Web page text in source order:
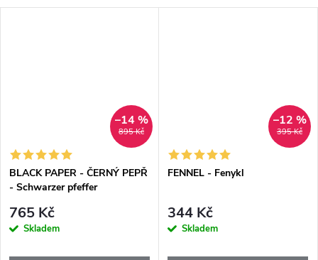
895 Kč
–14 %
BLACK PAPER - ČERNÝ PEPŘ
- Schwarzer pfeffer
765 Kč
Skladem
395 Kč
–12 %
FENNEL - Fenykl
344 Kč
Skladem